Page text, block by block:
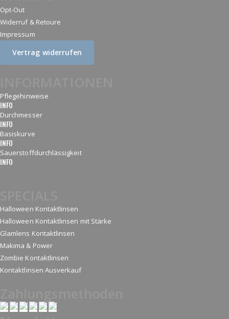
Opt-Out
Widerruf & Retoure
Impressum
Vertrag widerrufen
Pflegehinweise
INFO
Durchmesser
INFO
Basiskurve
INFO
Sauerstoffdurchlässigkeit
INFO
Halloween Kontaktlinsen
Halloween Kontaktlinsen mit Stärke
Glamlens Kontaktlinsen
Makima & Power
Zombie Kontaktlinsen
Kontaktlinsen Ausverkauf